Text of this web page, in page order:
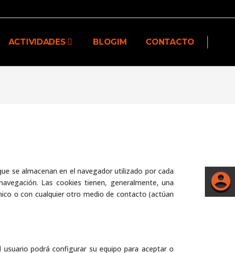
ACTIVIDADES BLOGIM CONTACTO
se almacenan en el navegador utilizado por cada
Las cookies tienen, generalmente, una
o con cualquier otro medio de contacto (actúan
podrá configurar su equipo para aceptar o